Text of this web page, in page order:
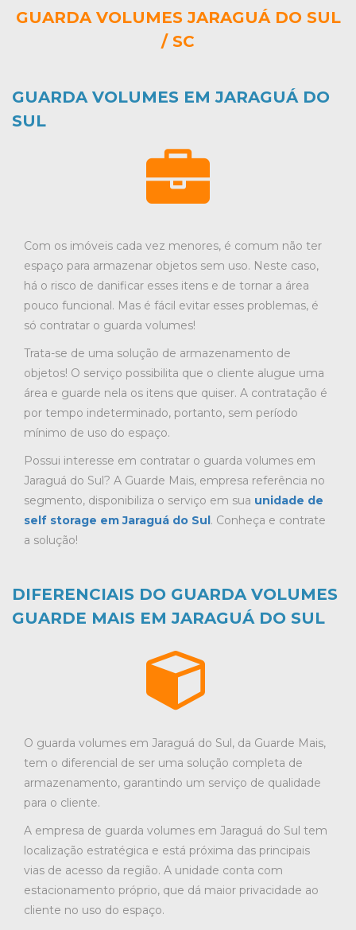
GUARDA VOLUMES JARAGUÁ DO SUL
/ SC
GUARDA VOLUMES EM JARAGUÁ DO
SUL
Com os imóveis cada vez menores, é comum não ter
espaço para armazenar objetos sem uso. Neste caso,
há o risco de danificar esses itens e de tornar a área
pouco funcional. Mas é fácil evitar esses problemas, é
só contratar o guarda volumes!
Trata-se de uma solução de armazenamento de
objetos! O serviço possibilita que o cliente alugue uma
área e guarde nela os itens que quiser. A contratação é
por tempo indeterminado, portanto, sem período
mínimo de uso do espaço.
Possui interesse em contratar o guarda volumes em
Jaraguá do Sul? A Guarde Mais, empresa referência no
segmento, disponibiliza o serviço em sua unidade de
self storage em Jaraguá do Sul. Conheça e contrate
a solução!
DIFERENCIAIS DO GUARDA VOLUMES
GUARDE MAIS EM JARAGUÁ DO SUL
O guarda volumes em Jaraguá do Sul, da Guarde Mais,
tem o diferencial de ser uma solução completa de
armazenamento, garantindo um serviço de qualidade
para o cliente.
A empresa de guarda volumes em Jaraguá do Sul tem
localização estratégica e está próxima das principais
vias de acesso da região. A unidade conta com
estacionamento próprio, que dá maior privacidade ao
cliente no uso do espaço.